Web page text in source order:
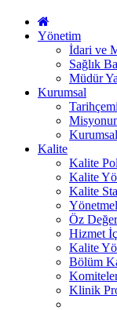
Yönetim
İdari ve
Sağlık
Müdür
Kurumsal
Kalite
Kalite
Kalite
Kalite
Öz
Hizmet
Kalite
Bölüm
Klinik